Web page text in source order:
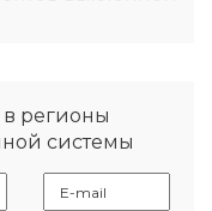
регионы
системы